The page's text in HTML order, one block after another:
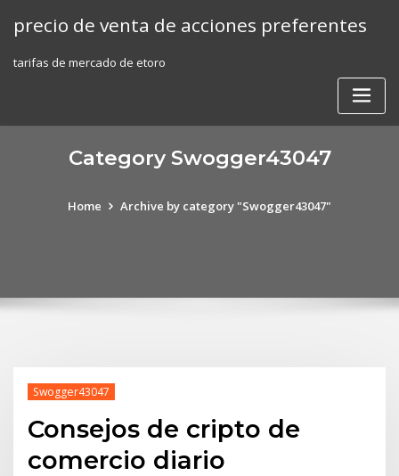
precio de venta de acciones preferentes
tarifas de mercado de etoro
Category Swogger43047
Home Archive by category "Swogger43047"
Swogger43047
Consejos de cripto de
comercio diario